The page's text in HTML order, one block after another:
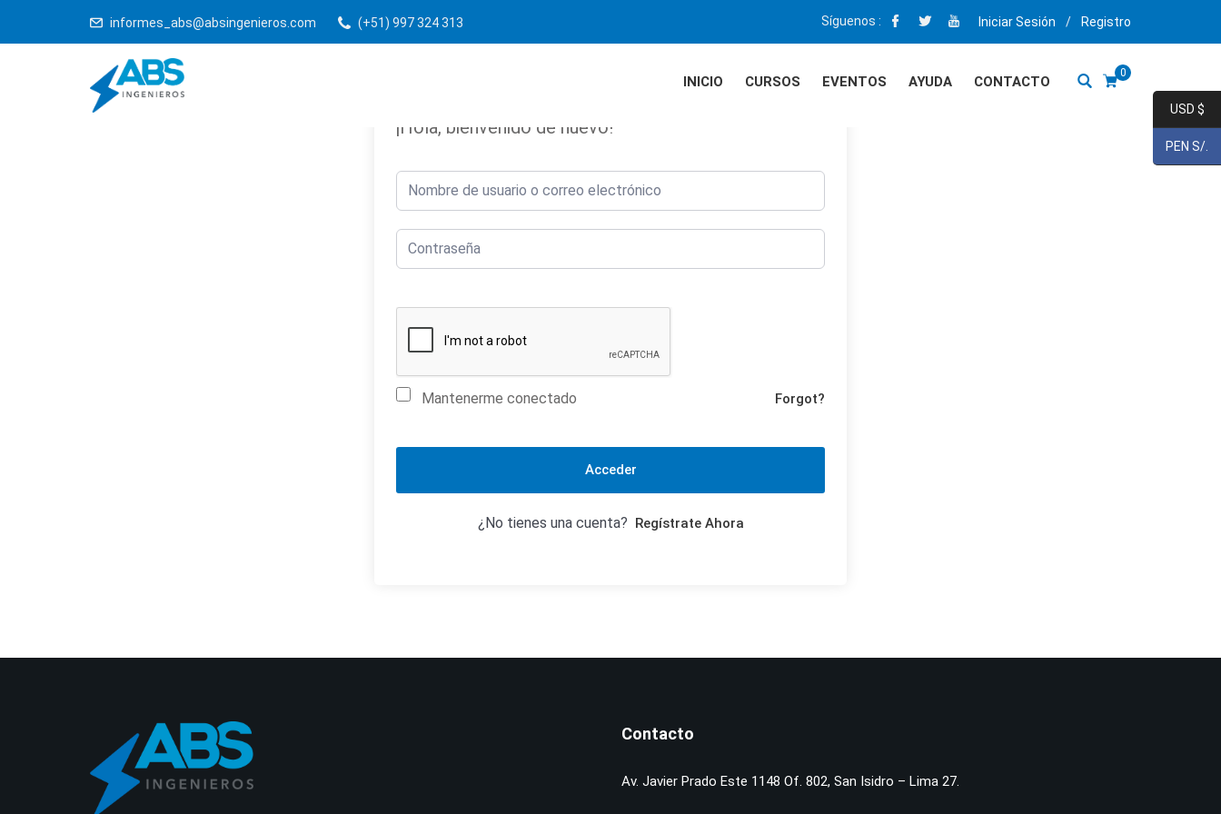
informes_abs@absingenieros.com (+51) 997 324 313 Síguenos : Iniciar Sesión / Registro
0
INICIO CURSOS EVENTOS AYUDA CONTACTO
¡Hola, bienvenido de nuevo!
Mantenerme conectado Forgot?
Acceder
¿No tienes una cuenta? Regístrate Ahora
Contacto
Av. Javier Prado Este 1148 Of. 802, San Isidro – Lima 27.
USD $
PEN S/.